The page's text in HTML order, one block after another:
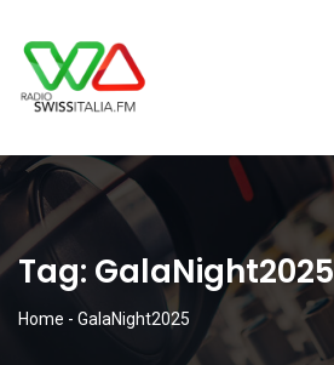
Tag: GalaNight2025
Home - GalaNight2025